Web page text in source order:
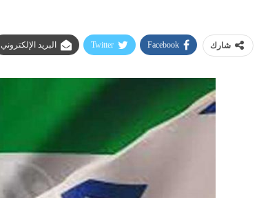
شارك Facebook
Twitter البريد الإلكتروني